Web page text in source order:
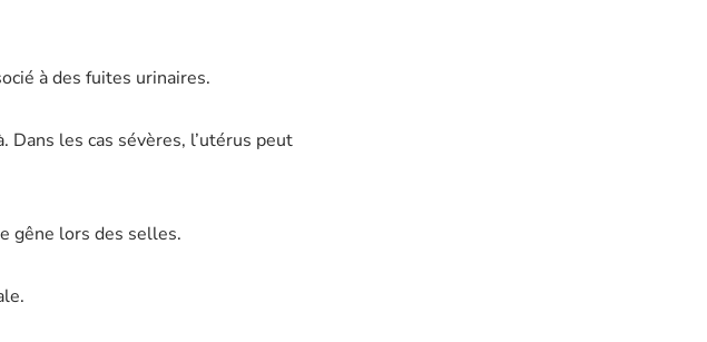
à des fuites urinaires.
Dans les cas sévères, l’utérus peut
gêne lors des selles.